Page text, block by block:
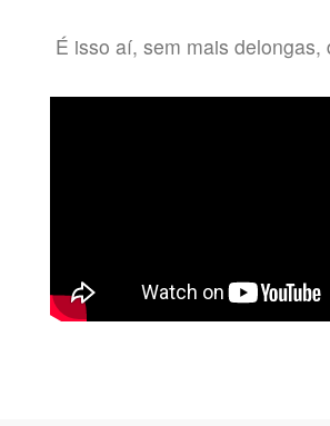
É isso aí, sem mais delongas,